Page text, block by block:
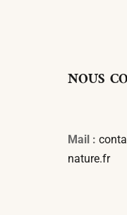
NOUS
Mail :
nature.fr